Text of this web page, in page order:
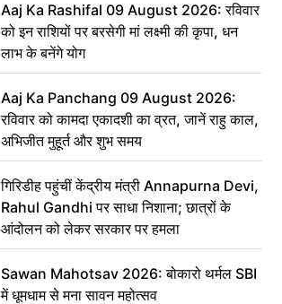
Aaj Ka Rashifal 09 August 2026: रविवार
को इन राशियों पर बरसेगी मां लक्ष्मी की कृपा, धन
लाभ के बनेंगे योग
Aaj Ka Panchang 09 August 2026:
रविवार को कामदा एकादशी का व्रत, जानें राहु काल,
अभिजीत मुहूर्त और शुभ समय
गिरिडीह पहुंचीं केंद्रीय मंत्री Annapurna Devi,
Rahul Gandhi पर साधा निशाना; छात्रों के
आंदोलन को लेकर सरकार पर हमला
Sawan Mahotsav 2026: बोकारो थर्मल SBI
में धूमधाम से मना सावन महोत्सव